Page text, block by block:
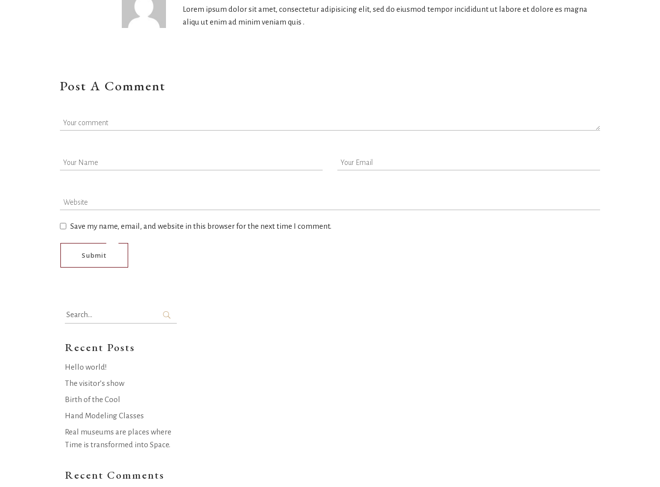
Lorem ipsum dolor sit amet, consectetur adipisicing elit, sed do eiusmod tempor incididunt ut labore et dolore es magna
aliqu ut enim ad minim veniam quis .
Post A Comment
Save my name, email, and website in this browser for the next time I comment.
Submit
Search
for:
Recent Posts
Hello world!
The visitor’s show
Birth of the Cool
Hand Modeling Classes
Real museums are places where
Time is transformed into Space.
Recent Comments